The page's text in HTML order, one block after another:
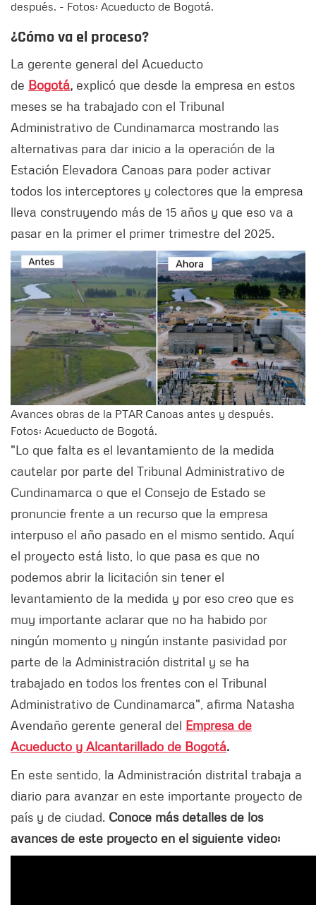
después. - Fotos: Acueducto de Bogotá.
¿Cómo va el proceso?
La gerente general del Acueducto
de Bogotá, explicó que desde la empresa en estos
meses se ha trabajado con el Tribunal
Administrativo de Cundinamarca mostrando las
alternativas para dar inicio a la operación de la
Estación Elevadora Canoas para poder activar
todos los interceptores y colectores que la empresa
lleva construyendo más de 15 años y que eso va a
pasar en la primer el primer trimestre del 2025.
Avances obras de la PTAR Canoas antes y después.
Fotos: Acueducto de Bogotá.
"Lo que falta es el levantamiento de la medida
cautelar por parte del Tribunal Administrativo de
Cundinamarca o que el Consejo de Estado se
pronuncie frente a un recurso que la empresa
interpuso el año pasado en el mismo sentido. Aquí
el proyecto está listo, lo que pasa es que no
podemos abrir la licitación sin tener el
levantamiento de la medida y por eso creo que es
muy importante aclarar que no ha habido por
ningún momento y ningún instante pasividad por
parte de la Administración distrital y se ha
trabajado en todos los frentes con el Tribunal
Administrativo de Cundinamarca", afirma Natasha
Avendaño gerente general del Empresa de
Acueducto y Alcantarillado de Bogotá.
En este sentido, la Administración distrital trabaja a
diario para avanzar en este importante proyecto de
país y de ciudad. Conoce más detalles de los
avances de este proyecto en el siguiente video: